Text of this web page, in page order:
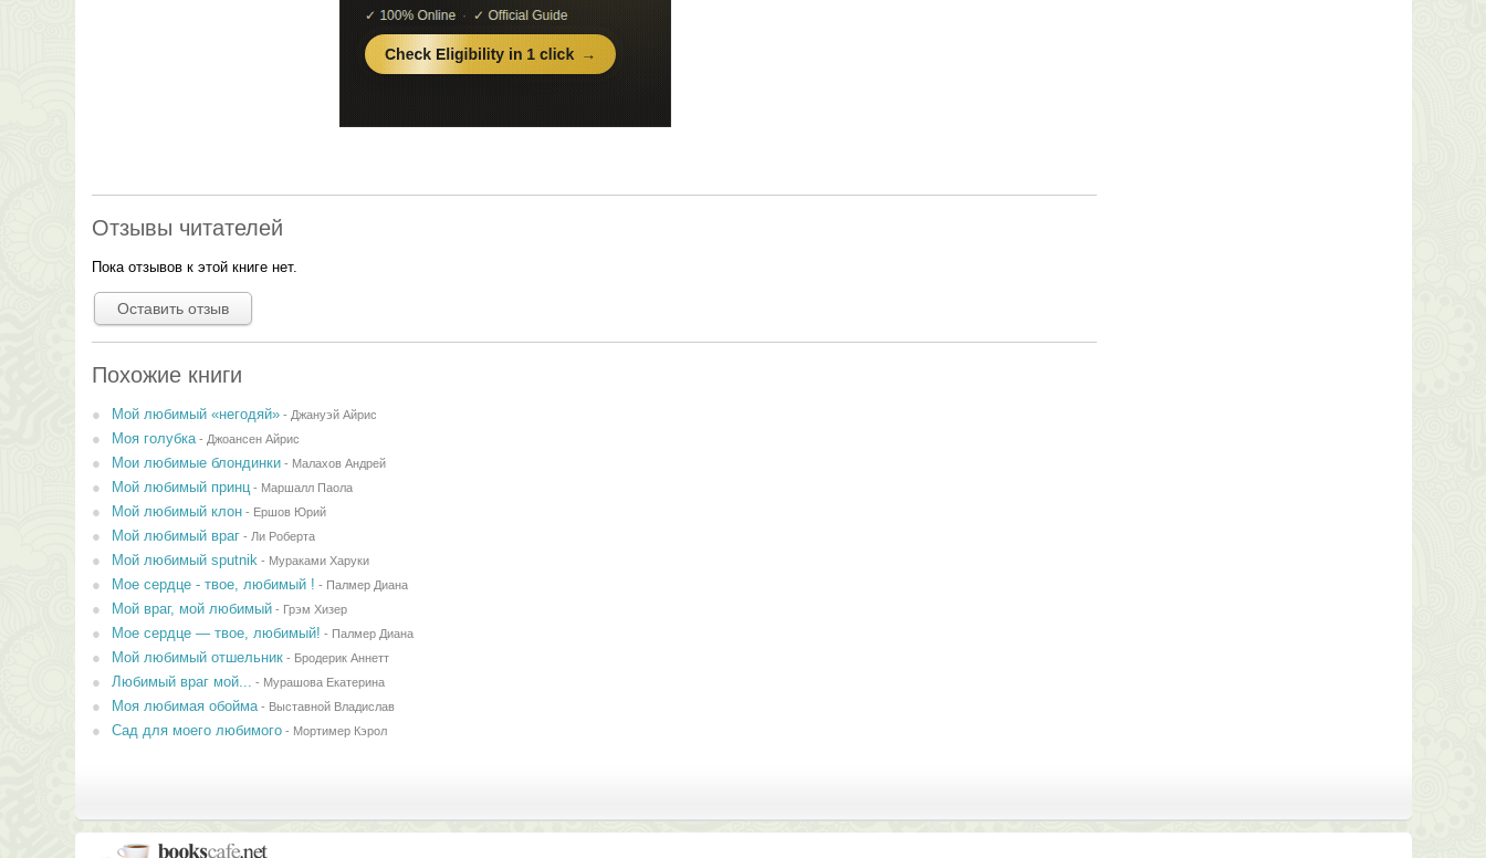
Отзывы читателей
Пока отзывов к этой книге нет.
Оставить отзыв
Похожие книги
Мой любимый «негодяй»- Джануэй Айрис
Моя голубка- Джоансен Айрис
Мои любимые блондинки- Малахов Андрей
Мой любимый принц- Маршалл Паола
Мой любимый клон- Ершов Юрий
Мой любимый враг- Ли Роберта
Мой любимый sputnik - Мураками Харуки
Мое сердце - твое, любимый ! - Палмер Диана
Мой враг, мой любимый- Грэм Хизер
Мое сердце — твое, любимый! - Палмер Диана
Мой любимый отшельник- Бродерик Аннетт
Любимый враг мой... - Мурашова Екатерина
Моя любимая обойма- Выставной Владислав
Сад для моего любимого- Мортимер Кэрол